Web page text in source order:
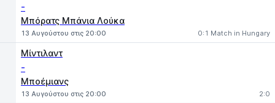
-
Μπόρατς Μπάνια Λούκα
13 Αυγούστου στις 20:00 0:1 Match in Hungary
Μίντιλαντ
-
Μποέμιανς
13 Αυγούστου στις 20:00 2:0